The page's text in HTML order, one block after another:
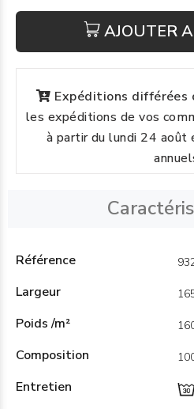
AJOUTER
Expéditions différées
les expéditions de vos
à partir du lundi 24 août
Référence
Largeur
Poids /m²
Composition
Entretien